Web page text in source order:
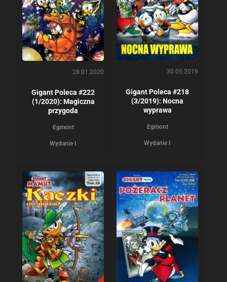
28.01.2020
Gigant Poleca #222
(1/2020): Magiczna
przygoda
Egmont
Wydanie I
30.05.2019
Gigant Poleca #218
(3/2019): Nocna
wyprawa
Egmont
Wydanie I